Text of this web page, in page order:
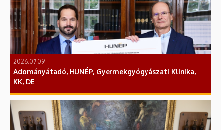
2026.07.09
Adományátadó, HUNÉP, Gyermekgyógyászati Klinika,
KK, DE